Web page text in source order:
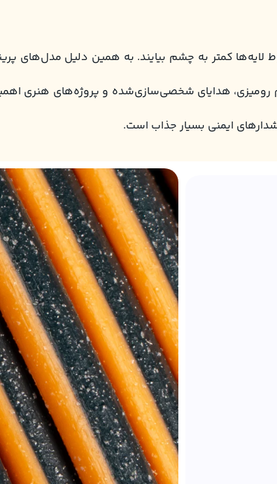
کمتر به چشم بیایند. به همین دلیل مدل‌های
رومیزی، هدایای شخصی‌سازی‌شده و پروژه‌های هنری
ایمنی بسیار جذاب است.